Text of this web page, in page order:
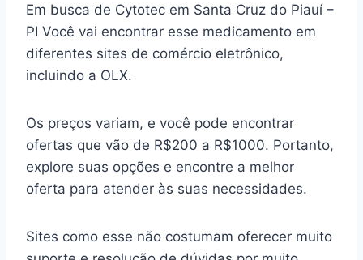
Em busca de Cytotec em Santa Cruz do Piauí –
PI Você vai encontrar esse medicamento em
diferentes sites de comércio eletrônico,
incluindo a OLX.
Os preços variam, e você pode encontrar
ofertas que vão de R$200 a R$1000. Portanto,
explore suas opções e encontre a melhor
oferta para atender às suas necessidades.
Sites como esse não costumam oferecer muito